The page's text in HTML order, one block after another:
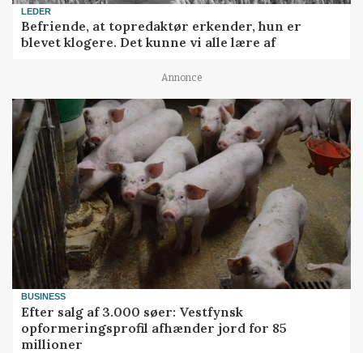
LEDER
Befriende, at topredaktør erkender, hun er
blevet klogere. Det kunne vi alle lære af
Annonce
BUSINESS
Efter salg af 3.000 søer: Vestfynsk
opformeringsprofil afhænder jord for 85
millioner